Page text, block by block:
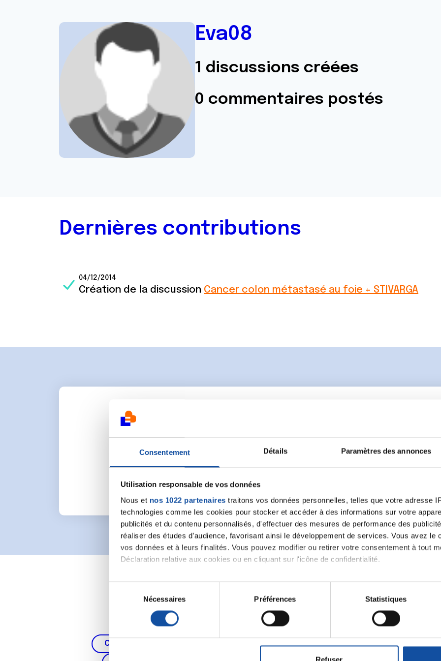
Consentement Détails Paramètres des annonces
Utilisation responsable de vos données
Nous et nos 1022 partenaires traitons vos données personnelles, telles que votre adresse
technologies comme les cookies pour stocker et accéder à des informations sur votre
publicités et du contenu personnalisés, d'effectuer des mesures de performance des
réaliser des études d’audience, favorisant ainsi le développement de services. Vous avez le
vos données et à leurs finalités. Vous pouvez modifier ou retirer votre consentement à tout
Déclaration relative aux cookies ou en cliquant sur l'icône de confidentialité.
Si vous le permettez, nous aimerions également :
Collecter des informations sur votre localisation géographique qui peuvent être
digitales).
. Vous pouvez modifier ou retirer votre consentement à tout moment à partir de la
c
t
Nécessaires Préférences Statistiques
Refuser
Eva08
1 discussions créées
0 commentaires postés
Dernières contributions
04/12/2014
Création de la discussion Cancer colon métastasé au foie + STIVARGA
Pour lancer une nouvelle discussion, vous aurez besoin de vous connecter
Se connecter
Thématiques
Cancer du poumon, de la thyroïde et des voies respiratoires Cancer du sein